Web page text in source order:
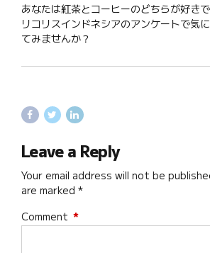
あなたは紅茶とコーヒーのどちらが好き
リコリスインドネシアのアンケートで気
てみませんか？
Leave a Reply
Your email address will not be
are marked *
Comment *